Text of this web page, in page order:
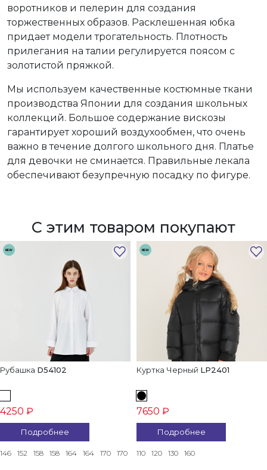
воротников и пелерин для создания
торжественных образов. Расклешенная юбка
придает модели трогательность. Плотность
прилегания на талии регулируется поясом с
золотистой пряжкой.
Мы используем качественные костюмные ткани
производства Японии для создания школьных
коллекций. Большое содержание вискозы
гарантирует хороший воздухообмен, что очень
важно в течение долгого школьного дня. Платье
для девочки не сминается. Правильные лекала
обеспечивают безупречную посадку по фигуре.
С этим товаром покупают
NEW
Рубашка D54102
4250 ₽
Подробнее
146 152 158 158 164 164 170 170
NEW
Куртка Черный LP2401
7650 ₽
Подробнее
110 120 130 160